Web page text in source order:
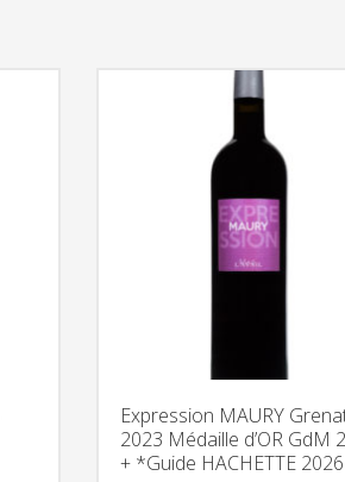
Expression MAURY
2023 Médaille d’OR GdM
+ *Guide HACHETTE 2026